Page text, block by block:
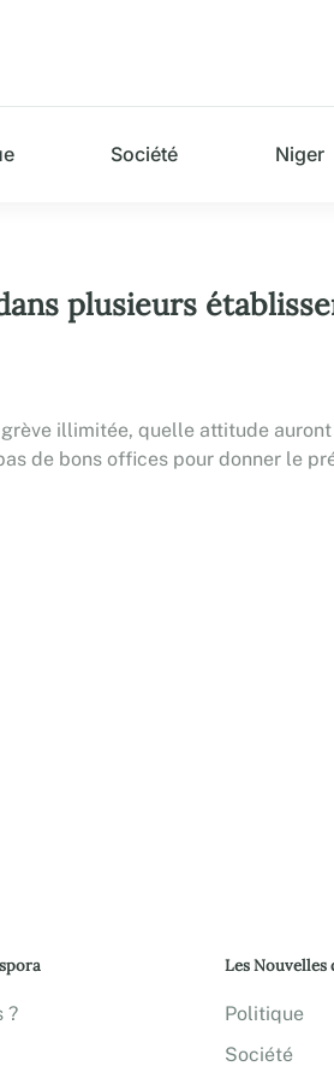
Société Niger
plusieurs
illimitée, quelle attitude
de bons offices pour donner le
?
Les Nouvelles
Politique
Société